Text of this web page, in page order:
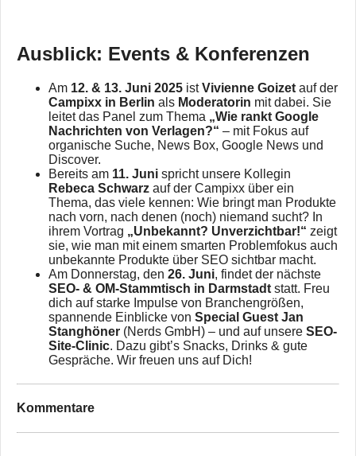
Ausblick: Events & Konferenzen
Am 12. & 13. Juni 2025 istVivienne Goizet auf der
Campixx in Berlin als Moderatorin mit dabei. Sie
leitet das Panel zum Thema „Wie rankt Google
Nachrichten von Verlagen?“ – mit Fokus auf
organische Suche, News Box, Google News und
Discover.
Bereits am 11. Juni spricht unsere Kollegin
Rebeca Schwarz auf der Campixx über ein
Thema, das viele kennen: Wie bringt man Produkte
nach vorn, nach denen (noch) niemand sucht? In
ihrem Vortrag „Unbekannt? Unverzichtbar!“ zeigt
sie, wie man mit einem smarten Problemfokus auch
unbekannte Produkte über SEO sichtbar macht.
Am Donnerstag, den 26. Juni, findet der nächste
SEO- & OM-Stammtisch in Darmstadt statt. Freu
dich auf starke Impulse von Branchengrößen,
spannende Einblicke von Special Guest Jan
Stanghöner (Nerds GmbH) – und auf unsere SEO-
Site-Clinic. Dazu gibt’s Snacks, Drinks & gute
Gespräche. Wir freuen uns auf Dich!
Kommentare